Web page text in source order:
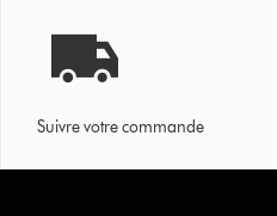
Suivre votre commande